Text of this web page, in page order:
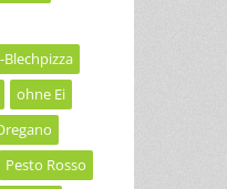
ohne Ei
Pesto Rosso